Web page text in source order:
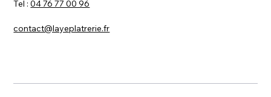
Tel :04 76 77 00 96
contact@layeplatrerie.fr